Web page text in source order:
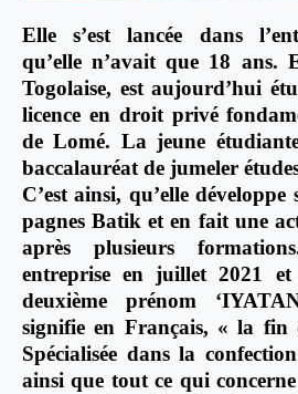
Elle s’est lancée dans
qu’elle n’avait que 18 ans.
Togolaise, est aujourd’hui
licence en droit privé
de Lomé. La jeune
baccalauréat de jumeler
C’est ainsi, qu’elle
pagnes Batik et en fait une
après plusieurs
entreprise en juillet 2021
deuxième prénom
signifie en Français, « la fin
Spécialisée dans la
ainsi que tout ce qui